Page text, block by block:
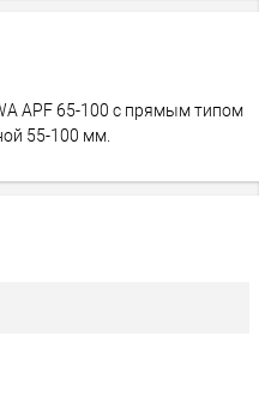
APF 65-100 с прямым типом
55-100 мм.